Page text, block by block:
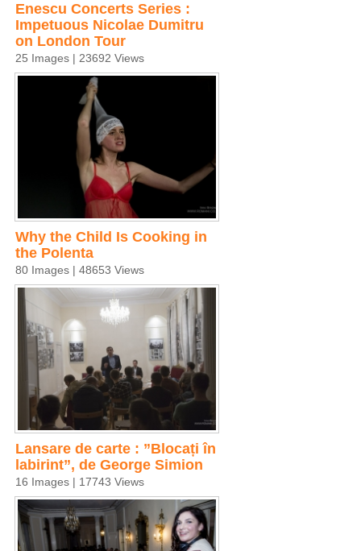
Enescu Concerts Series :
Impetuous Nicolae Dumitru
on London Tour
25 Images | 23692 Views
Why the Child Is Cooking in
the Polenta
80 Images | 48653 Views
Lansare de carte : ”Blocați în
labirint”, de George Simion
16 Images | 17743 Views